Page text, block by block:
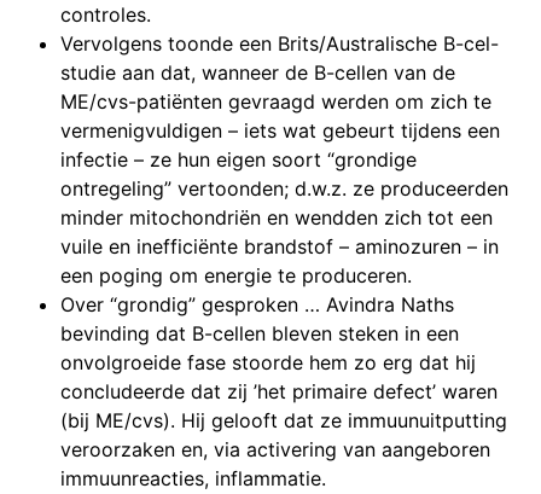
controles.
Vervolgens toonde een Brits/Australische B-cel-
studie aan dat, wanneer de B-cellen van de
ME/cvs-patiënten gevraagd werden om zich te
vermenigvuldigen – iets wat gebeurt tijdens een
infectie – ze hun eigen soort “grondige
ontregeling” vertoonden; d.w.z. ze produceerden
minder mitochondriën en wendden zich tot een
vuile en inefficiënte brandstof – aminozuren – in
een poging om energie te produceren.
Over “grondig” gesproken … Avindra Naths
bevinding dat B-cellen bleven steken in een
onvolgroeide fase stoorde hem zo erg dat hij
concludeerde dat zij ’het primaire defect’ waren
(bij ME/cvs). Hij gelooft dat ze immuunuitputting
veroorzaken en, via activering van aangeboren
immuunreacties, inflammatie.